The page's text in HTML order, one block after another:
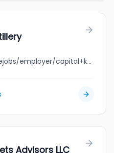
jobbank.gc.ca/browsejobs/employer/capital+k+distillery/ca
Advisors LLC